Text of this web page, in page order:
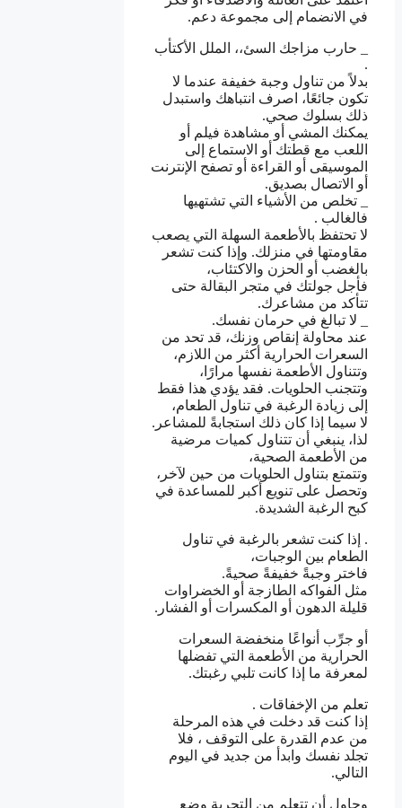
في الانضمام إلى مجموعة دعم.
_ حارب مزاجك السئ،، الملل الأكتأب
.
بدلاً من تناول وجبة خفيفة عندما لا
تكون جائعًا، اصرف انتباهك واستبدل
ذلك بسلوك صحي.
يمكنك المشي أو مشاهدة فيلم أو
اللعب مع قطتك أو الاستماع إلى
الموسيقى أو القراءة أو تصفح الإنترنت
أو الاتصال بصديق.
_ تخلص من الأشياء التي تشتهيها
فالغالب .
لا تحتفظ بالأطعمة السهلة التي يصعب
مقاومتها في منزلك. وإذا كنت تشعر
بالغضب أو الحزن والاكتئاب،
فأجل جولتك في متجر البقالة حتى
تتأكد من مشاعرك.
_ لا تبالغ في حرمان نفسك.
عند محاولة إنقاص وزنك، قد تحد من
السعرات الحرارية أكثر من اللازم،
وتتناول الأطعمة نفسها مرارًا،
وتتجنب الحلويات. فقد يؤدي هذا فقط
إلى زيادة الرغبة في تناول الطعام،
لا سيما إذا كان ذلك استجابةً للمشاعر.
لذا، ينبغي أن تتناول كميات مرضية
من الأطعمة الصحية،
وتتمتع بتناول الحلويات من حين لآخر،
وتحصل على تنويع أكبر للمساعدة في
كبح الرغبة الشديدة.
. إذا كنت تشعر بالرغبة في تناول
الطعام بين الوجبات،
فاختر وجبةً خفيفةً صحيةً.
مثل الفواكه الطازجة أو الخضراوات
قليلة الدهون أو المكسرات أو الفشار.
أو جرِّب أنواعًا منخفضة السعرات
الحرارية من الأطعمة التي تفضلها
لمعرفة ما إذا كانت تلبي رغبتك.
تعلم من الإخفاقات .
إذا كنت قد دخلت في هذه المرحلة
من عدم القدرة على التوقف ، فلا
تجلد نفسك وابدأ من جديد في اليوم
التالي.
وحاول أن تتعلم من التجربة وضع